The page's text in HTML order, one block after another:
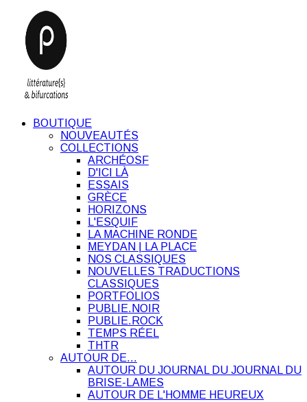
BOUTIQUE
NOUVEAUTÉS
COLLECTIONS
ARCHÉOSF
D'ICI LÀ
ESSAIS
GRÈCE
HORIZONS
L'ESQUIF
LA MACHINE RONDE
MEYDAN | LA PLACE
NOS CLASSIQUES
NOUVELLES TRADUCTIONS
CLASSIQUES
PORTFOLIOS
PUBLIE.NOIR
PUBLIE.ROCK
TEMPS RÉEL
THTR
AUTOUR DE…
AUTOUR DU JOURNAL DU JOURNAL DU
BRISE-LAMES
AUTOUR DE L'HOMME HEUREUX